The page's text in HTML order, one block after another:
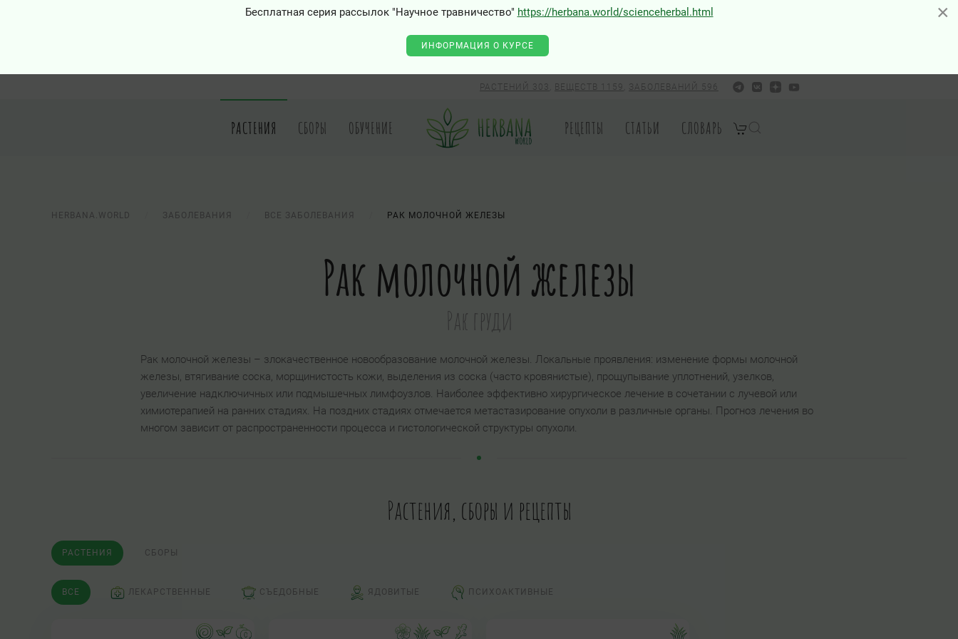
×
Бесплатная серия рассылок "Научное травничество" https://herbana.world/scienceherbal.html
ИНФОРМАЦИЯ О КУРСЕ
РАСТЕНИЙ 303 ВЕЩЕСТВ 1159 ЗАБОЛЕВАНИЙ 596
РАСТЕНИЯ СБОРЫ ОБУЧЕНИЕ РЕЦЕПТЫ СТАТЬИ СЛОВАРЬ
HERBANA.WORLD ЗАБОЛЕВАНИЯ ВСЕ ЗАБОЛЕВАНИЯ РАК МОЛОЧНОЙ ЖЕЛЕЗЫ
Рак молочной железы
Рак груди
Рак молочной железы – злокачественное новообразование молочной железы. Локальные проявления: изменение формы молочной
железы, втягивание соска, морщинистость кожи, выделения из соска (часто кровянистые), прощупывание уплотнений, узелков,
увеличение надключичных или подмышечных лимфоузлов. Наиболее эффективно хирургическое лечение в сочетании с лучевой или
химиотерапией на ранних стадиях. На поздних стадиях отмечается метастазирование опухоли в различные органы. Прогноз лечения во
многом зависит от распространенности процесса и гистологической структуры опухоли.
Растения, сборы и рецепты
РАСТЕНИЯ СБОРЫ
ВСЕ ЛЕКАРСТВЕННЫЕ СЪЕДОБНЫЕ ЯДОВИТЫЕ ПСИХОАКТИВНЫЕ
×